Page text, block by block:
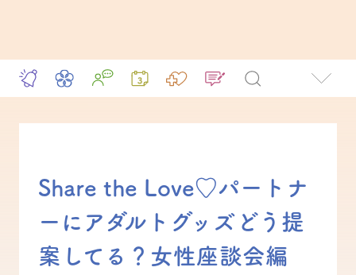
Share the Love♡パートナ
ーにアダルトグッズどう提
案してる？女性座談会編